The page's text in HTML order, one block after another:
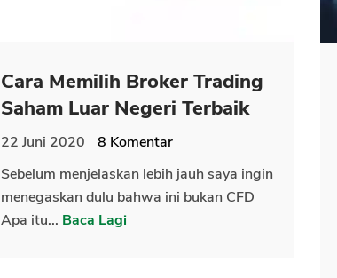
Cara Memilih Broker Trading
Saham Luar Negeri Terbaik
22 Juni 2020 8 Komentar
Sebelum menjelaskan lebih jauh saya ingin
menegaskan dulu bahwa ini bukan CFD
Apa itu... Baca Lagi